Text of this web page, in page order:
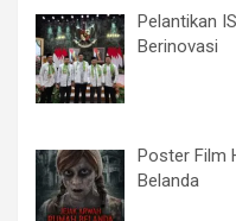
Pelantikan
Berinovasi
Poster Film
Belanda